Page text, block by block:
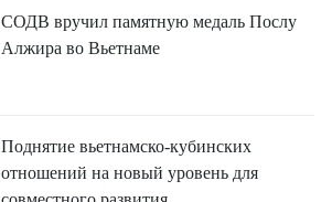
СОДВ вручил памятную медаль Послу
Алжира во Вьетнаме
Поднятие вьетнамско-кубинских
отношений на новый уровень для